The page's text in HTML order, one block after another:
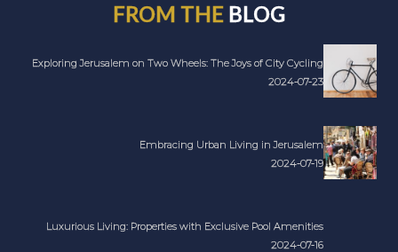
FROM THE BLOG
Exploring Jerusalem on Two Wheels: The Joys of City Cycling
2024-07-23
Embracing Urban Living in Jerusalem
2024-07-19
Luxurious Living: Properties with Exclusive Pool Amenities
2024-07-16